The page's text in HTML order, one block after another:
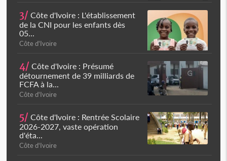
3/ Côte d'Ivoire : L'établissement
de la CNI pour les enfants dès
05...
Côte d'Ivoire
4/ Côte d'Ivoire : Présumé
détournement de 39 milliards de
FCFA à la...
Côte d'Ivoire
5/ Côte d'Ivoire : Rentrée Scolaire
2026-2027, vaste opération
d'éta...
Côte d'Ivoire